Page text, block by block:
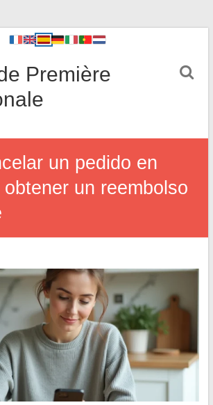
Première
un pedido en
un reembolso